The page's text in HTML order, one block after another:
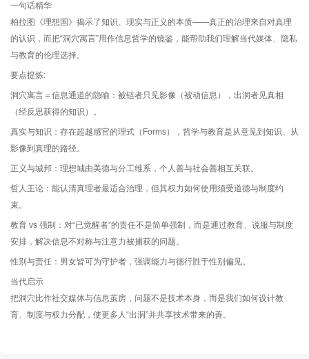
一句话精华
柏拉图《理想国》揭示了知识、现实与正义的本质——真正的治理来自对真理
的认识，而把“洞穴寓言”用作信息哲学的镜鉴，能帮助我们理解当代媒体、隐私
与教育的伦理选择。
要点提炼:
洞穴寓言＝信息通道的隐喻：被链者只见影像（被动信息），出洞者见真相
（经反思获得的知识）。
真实与知识：存在超越感官的理式（Forms），哲学与教育是从意见到知识、从
影像到真理的路径。
正义与城邦：理想城由美德与分工维系，个人善与社会善相互关联。
哲人王论：能认清真理者最适合治理，但其权力如何使用须受道德与制度约
束。
教育 vs 强制：对“已觉醒者”的责任不是简单强制，而是通过教育、说服与制度
安排，解决信息不对称与注意力被捕获的问题。
性别与责任：男女皆可为守护者，强调能力与德行胜于性别偏见。
当代启示
把洞穴比作社交媒体与信息茧房，问题不是技术本身，而是我们如何设计教
育、制度与权力分配，使更多人“出洞”并共享技术带来的善。